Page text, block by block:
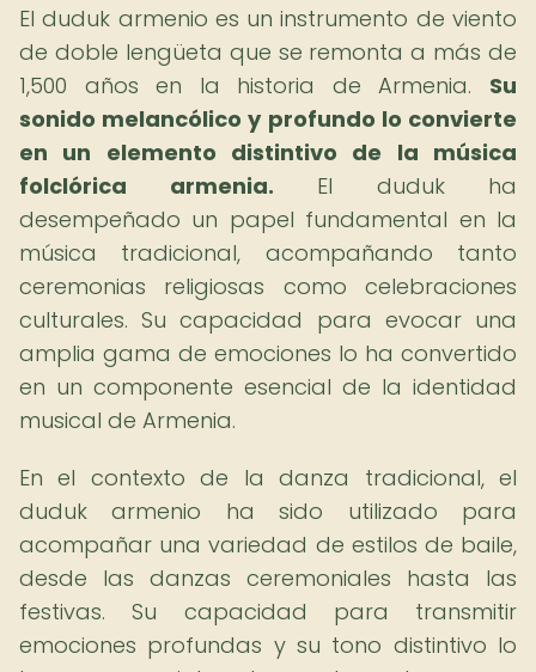
El duduk armenio es un instrumento de viento
de doble lengüeta que se remonta a más de
1,500 años en la historia de Armenia. Su
sonido melancólico y profundo lo convierte
en un elemento distintivo de la música
folclórica armenia. El duduk ha
desempeñado un papel fundamental en la
música tradicional, acompañando tanto
ceremonias religiosas como celebraciones
culturales. Su capacidad para evocar una
amplia gama de emociones lo ha convertido
en un componente esencial de la identidad
musical de Armenia.
En el contexto de la danza tradicional, el
duduk armenio ha sido utilizado para
acompañar una variedad de estilos de baile,
desde las danzas ceremoniales hasta las
festivas. Su capacidad para transmitir
emociones profundas y su tono distintivo lo